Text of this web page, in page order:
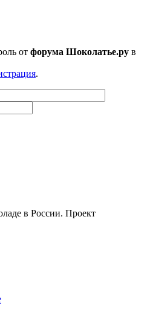
от форума Шоколатье.ру в
.
в России. Проект